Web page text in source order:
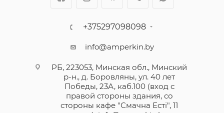
+375297098098
info@amperkin.by
РБ, 223053, Минская обл., Минский
р-н., д. Боровляны, ул. 40 лет
Победы, 23А, каб.100 (вход с
правой стороны здания, со
стороны кафе "Смачна Естi", 11